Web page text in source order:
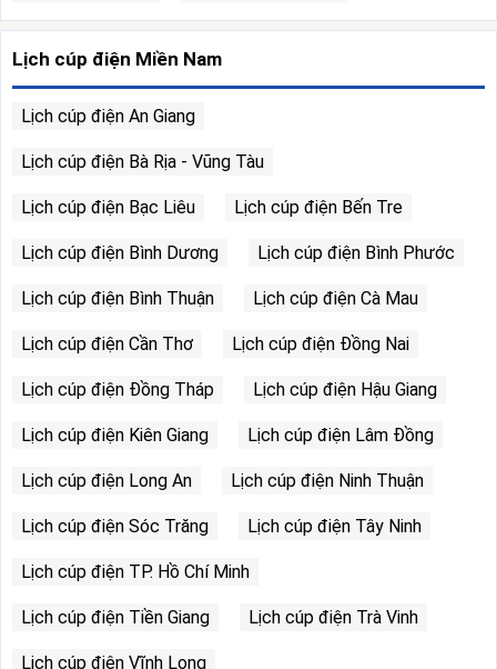
Lịch cúp điện Miền Nam
Lịch cúp điện An Giang
Lịch cúp điện Bà Rịa - Vũng Tàu
Lịch cúp điện Bạc Liêu Lịch cúp điện Bến Tre
Lịch cúp điện Bình Dương Lịch cúp điện Bình Phước
Lịch cúp điện Bình Thuận Lịch cúp điện Cà Mau
Lịch cúp điện Cần Thơ Lịch cúp điện Đồng Nai
Lịch cúp điện Đồng Tháp Lịch cúp điện Hậu Giang
Lịch cúp điện Kiên Giang Lịch cúp điện Lâm Đồng
Lịch cúp điện Long An Lịch cúp điện Ninh Thuận
Lịch cúp điện Sóc Trăng Lịch cúp điện Tây Ninh
Lịch cúp điện TP. Hồ Chí Minh
Lịch cúp điện Tiền Giang Lịch cúp điện Trà Vinh
Lịch cúp điện Vĩnh Long